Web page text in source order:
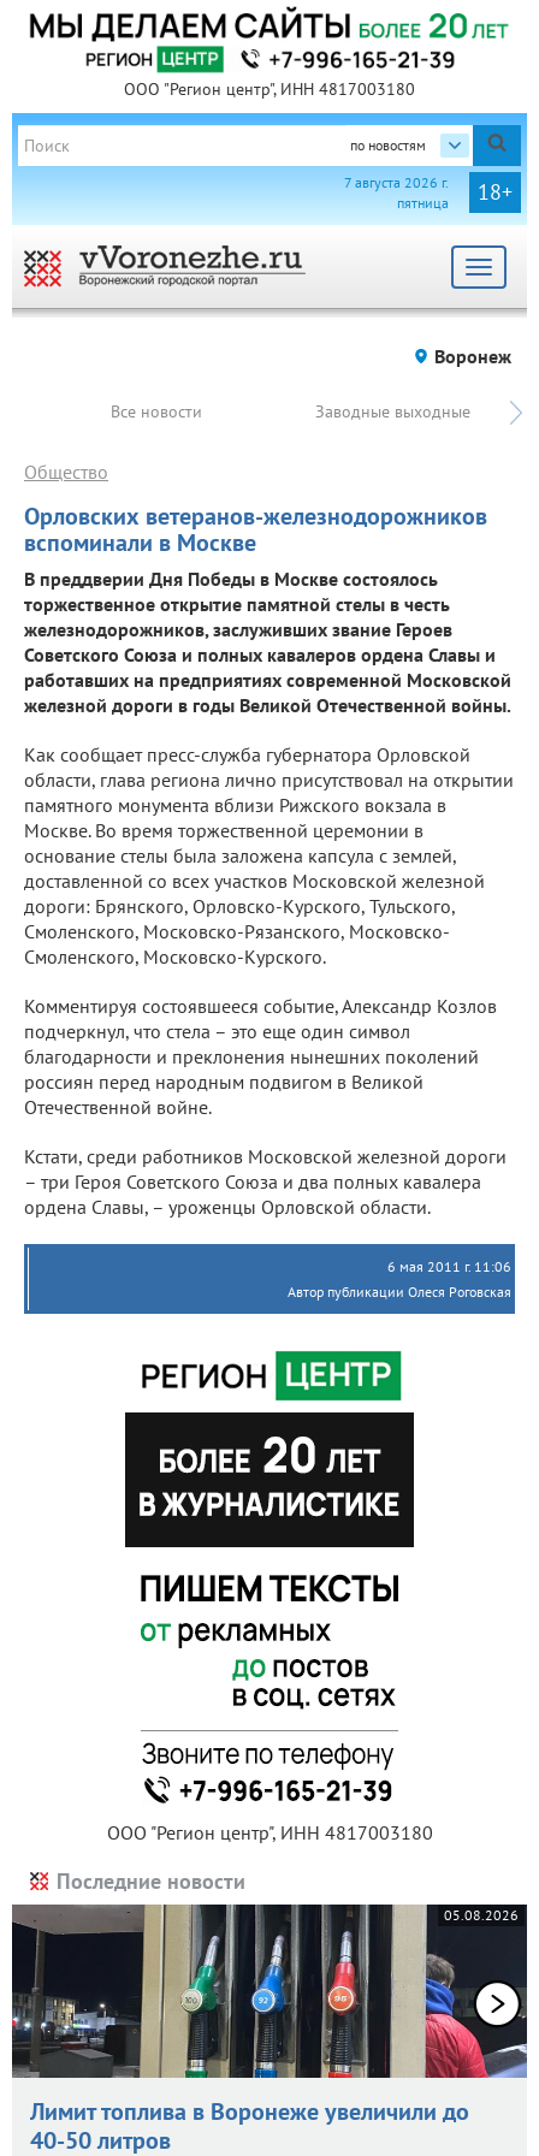
ООО "Регион центр", ИНН 4817003180
по новостям
18+
7 августа 2026 г.
пятница
Toggle
Воронеж
Все новости Заводные выходные
Орловских ветеранов-железнодорожников
вспоминали в Москве
Общество
В преддверии Дня Победы в Москве состоялось
торжественное открытие памятной стелы в честь
железнодорожников, заслуживших звание Героев
Советского Союза и полных кавалеров ордена Славы и
работавших на предприятиях современной Московской
железной дороги в годы Великой Отечественной войны.
Как сообщает пресс-служба губернатора Орловской
области, глава региона лично присутствовал на открытии
памятного монумента вблизи Рижского вокзала в
Москве. Во время торжественной церемонии в
основание стелы была заложена капсула с землей,
доставленной со всех участков Московской железной
дороги: Брянского, Орловско-Курского, Тульского,
Смоленского, Московско-Рязанского, Московско-
Смоленского, Московско-Курского.
Комментируя состоявшееся событие, Александр Козлов
подчеркнул, что стела – это еще один символ
благодарности и преклонения нынешних поколений
россиян перед народным подвигом в Великой
Отечественной войне.
Кстати, среди работников Московской железной дороги
– три Героя Советского Союза и два полных кавалера
ордена Славы, – уроженцы Орловской области.
6 мая 2011 г. 11:06
Автор публикации Олеся Роговская
ООО "Регион центр", ИНН 4817003180
Последние новости
05.08.2026
Лимит топлива в Воронеже увеличили до
40-50 литров